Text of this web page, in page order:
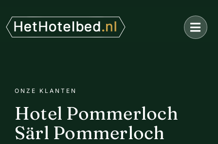
naar
inhoud
ONZE KLANTEN
Hotel Pommerloch
Särl Pommerloch